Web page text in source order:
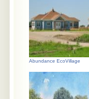
Abundance EcoVillage